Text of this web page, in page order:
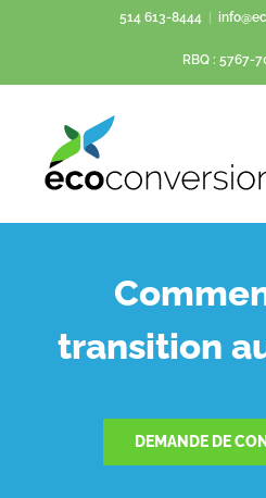
contenu
514 613-8444
RBQ : 5767-
transition
DEMANDE DE